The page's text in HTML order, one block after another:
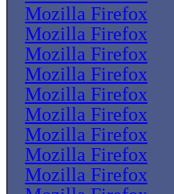
Mozilla Firefox
Mozilla Firefox
Mozilla Firefox
Mozilla Firefox
Mozilla Firefox
Mozilla Firefox
Mozilla Firefox
Mozilla Firefox
Mozilla Firefox